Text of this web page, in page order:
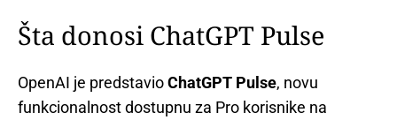
Šta donosi ChatGPT Pulse
OpenAI je predstavioChatGPT Pulse, novu
funkcionalnost dostupnu za Pro korisnike na